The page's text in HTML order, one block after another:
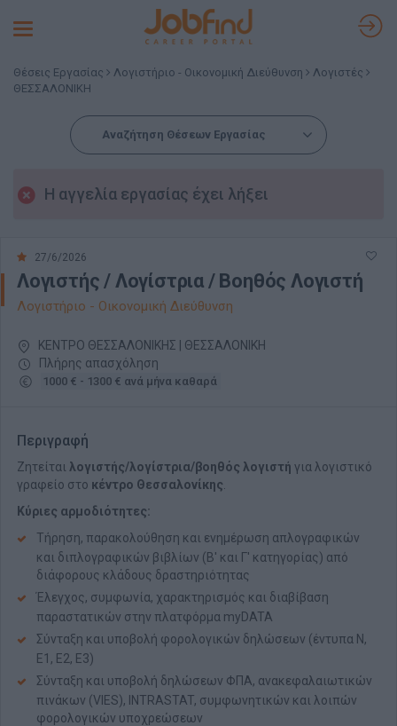
Toggle
Θέσεις Εργασίας Λογιστήριο - Οικονομική Διεύθυνση
Λογιστές
ΘΕΣΣΑΛΟΝΙΚΗ
Αναζήτηση Θέσεων Εργασίας
Η αγγελία εργασίας έχει λήξει
27/6/2026
Λογιστής / Λογίστρια / Βοηθός Λογιστή
Λογιστήριο - Οικονομική Διεύθυνση
ΚΕΝΤΡΟ ΘΕΣΣΑΛΟΝΙΚΗΣ | ΘΕΣΣΑΛΟΝΙΚΗ
Πλήρης απασχόληση
1000 € - 1300 € ανά μήνα καθαρά
Περιγραφή
Ζητείται λογιστής/λογίστρια/βοηθός λογιστή για λογιστικό
γραφείο στο κέντρο Θεσσαλονίκης
Κύριες αρμοδιότητες:
Τήρηση, παρακολούθηση και ενημέρωση απλογραφικών
και διπλογραφικών βιβλίων (Β' και Γ' κατηγορίας) από
διάφορους κλάδους δραστηριότητας
Έλεγχος, συμφωνία, χαρακτηρισμός και διαβίβαση
παραστατικών στην πλατφόρμα myDATA
Σύνταξη και υποβολή φορολογικών δηλώσεων (έντυπα Ν,
Ε1, Ε2, Ε3)
Σύνταξη και υποβολή δηλώσεων ΦΠΑ, ανακεφαλαιωτικών
πινάκων (VIES), INTRASTAT, συμφωνητικών και λοιπών
φορολογικών υποχρεώσεων